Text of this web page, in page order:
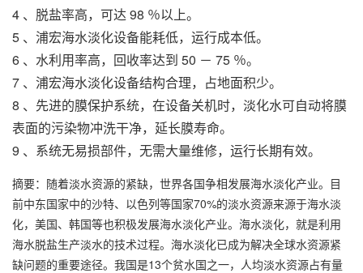
4 、脱盐率高，可达 98 ％以上。
5 、 浦宏海水淡化设备能耗低，运行成本低。
6 、水利用率高，回收率达到 50 － 75 ％。
7 、 浦宏海水淡化设备结构合理，占地面积少。
8 、先进的膜保护系统，在设备关机时，淡化水可自动将膜
表面的污染物冲洗干净，延长膜寿命。
9 、系统无易损部件，无需大量维修，运行长期有效。
摘要：随着淡水资源的紧缺，世界各国争相发展海水淡化产业。目
前中东国家中的沙特、以色列等国家70%的淡水资源来源于海水淡
化，美国、韩国等也积极发展海水淡化产业。海水淡化，就是利用
海水脱盐生产淡水的技术过程。海水淡化已成为解决全球水资源紧
缺问题的重要途径。我国是13个贫水国之一，人均淡水资源占有量